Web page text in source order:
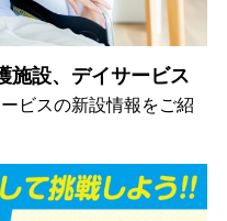
施設、デイサービス
ビスの新設情報をご紹